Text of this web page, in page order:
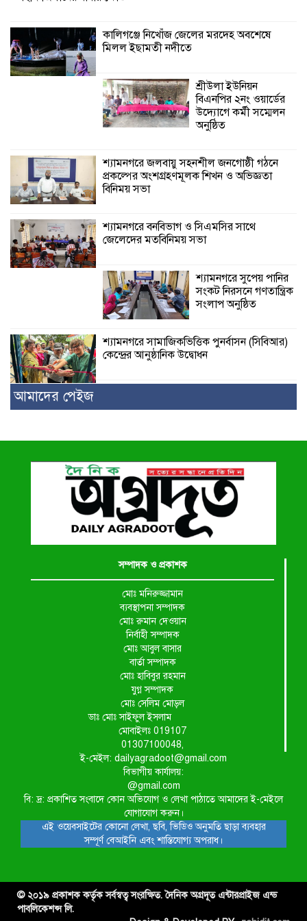
শ্যামনগরে বনবিভাগ ও সিএমসির সাথে
কালিগঞ্জে নিখোঁজ জেলের মরদেহ অবশেষে
মিলল ইছামতী নদীতে
শ্রীউলা ইউনিয়ন
বিএনপির ২নং ওয়ার্ডের
উদ্যোগে কর্মী সম্মেলন
অনুষ্ঠিত
শ্যামনগরে জলবায়ু সহনশীল জনগোষ্ঠী গঠনে
প্রকল্পের অংশগ্রহণমূলক শিখন ও অভিজ্ঞতা
বিনিময় সভা
শ্যামনগরে বনবিভাগ ও সিএমসির সাথে
জেলেদের মতবিনিময় সভা
শ্যামনগরে সুপেয় পানির
সংকট নিরসনে গণতান্ত্রিক
সংলাপ অনুষ্ঠিত
শ্যামনগরে সামাজিকভিত্তিক পুনর্বাসন (সিবিআর)
কেন্দ্রের আনুষ্ঠানিক উদ্বোধন
আমাদের পেইজ
সম্পাদক ও প্রকাশক
মোঃ মনিরুজ্জামান
ব্যবস্থাপনা সম্পাদক
মোঃ রুমান দেওয়ান
নির্বাহী সম্পাদক
মোঃ আবুল বাসার
বার্তা সম্পাদক
মোঃ হাবিবুর রহমান
যুগ্ন সম্পাদক
মোঃ সেলিম মোড়ল
ডাঃ মোঃ সাইফুল ইসলাম
মোবাইলঃ 019107
01307100048,
ই-মেইল: dailyagradoot@gmail.com
বিভাগীয় কার্যালয়:
@gmail.com
বি: দ্র: প্রকাশিত সংবাদে কোন অভিযোগ ও লেখা পাঠাতে আমাদের ই-মেইলে
যোগাযোগ করুন।
এই ওয়েবসাইটের কোনো লেখা, ছবি, ভিডিও অনুমতি ছাড়া ব্যবহার
সম্পূর্ণ বেআইনি এবং শাস্তিযোগ্য অপরাধ।
© ২০১৯ প্রকাশক কর্তৃক সর্বস্বত্ব সংরক্ষিত. দৈনিক অগ্রদূত এন্টারপ্রাইজ এন্ড
পাবলিকেশন্স লি.